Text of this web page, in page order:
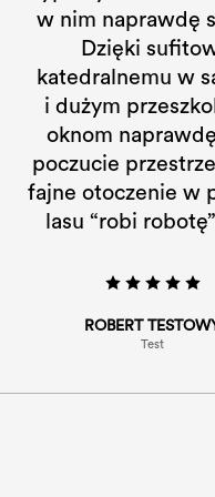
pracy - tak w
opisać P. Homes.
działa na wysokich
ale w
atmosferze.
KAJA
Test